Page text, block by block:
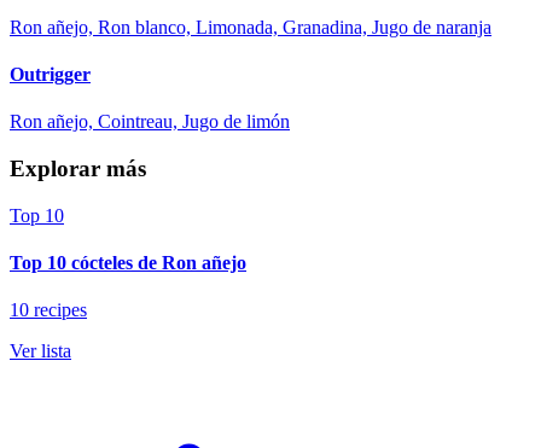
Ron añejo, Ron blanco, Limonada, Granadina, Jugo de naranja
Outrigger
Ron añejo, Cointreau, Jugo de limón
Explorar más
Top 10
Top 10 cócteles de Ron añejo
10 recipes
Ver lista